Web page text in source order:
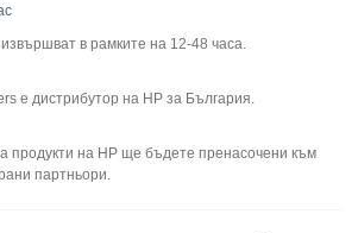
в рамките на 12-48 часа.
е дистрибутор на HP за България.
продукти на HP ще бъдете пренасочени към
партньори.